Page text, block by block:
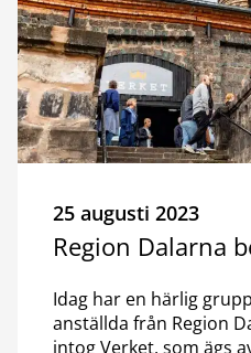
25 augusti 2023
Region Dalarna
Idag har en härlig
anställda från Region
intog Verket, som ägs